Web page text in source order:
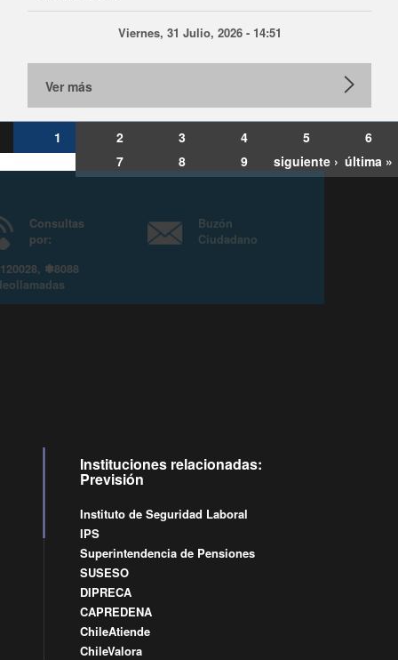
Viernes, 31 Julio, 2026 - 14:51
Ver más
1 2 3 4 5
6
7
8 9 siguiente › última »
Consultas
6007120028, ✽8088
yVideollamadas
Instituciones relacionadas:
Previsión
Instituto de Seguridad Laboral
IPS
Superintendencia de Pensiones
SUSESO
DIPRECA
CAPREDENA
ChileAtiende
ChileValora